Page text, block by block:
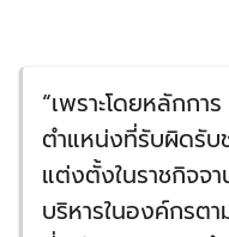
“เพราะโดยหลักกา
ตำแหน่งที่รับผิดรับ
แต่งตั้งในราชกิจจ
บริหารในองค์กรต